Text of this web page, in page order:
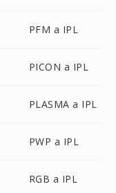
PFM a IPL
PICON a IPL
PLASMA a IPL
PWP a IPL
RGB a IPL